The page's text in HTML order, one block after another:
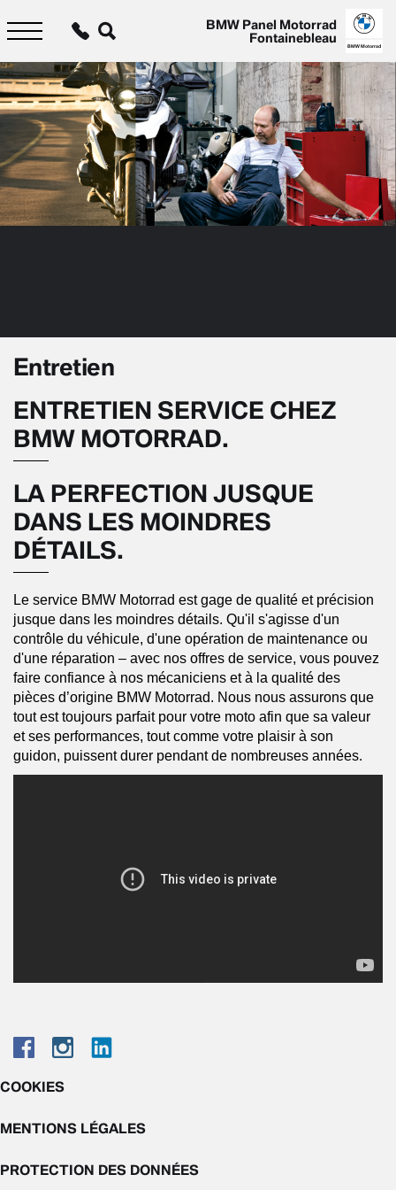
contenu
BMW Panel Motorrad
Fontainebleau
BMW Motorrad
Entretien
ENTRETIEN SERVICE CHEZ
BMW MOTORRAD.
LA PERFECTION JUSQUE
DANS LES MOINDRES
DÉTAILS.
Le service BMW Motorrad est gage de qualité et précision
jusque dans les moindres détails. Qu'il s'agisse d'un
contrôle du véhicule, d'une opération de maintenance ou
d'une réparation – avec nos offres de service, vous pouvez
faire confiance à nos mécaniciens et à la qualité des
pièces d’origine BMW Motorrad. Nous nous assurons que
tout est toujours parfait pour votre moto afin que sa valeur
et ses performances, tout comme votre plaisir à son
guidon, puissent durer pendant de nombreuses années.
COOKIES
MENTIONS LÉGALES
PROTECTION DES DONNÉES